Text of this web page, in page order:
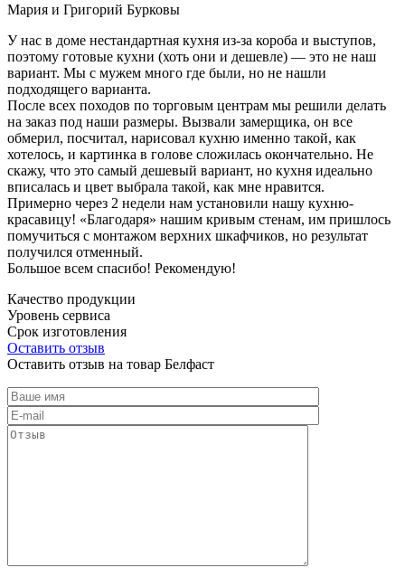
Мария и Григорий Бурковы
У нас в доме нестандартная кухня из-за короба и выступов,
поэтому готовые кухни (хоть они и дешевле) — это не наш
вариант. Мы с мужем много где были, но не нашли
подходящего варианта.
После всех походов по торговым центрам мы решили делать
на заказ под наши размеры. Вызвали замерщика, он все
обмерил, посчитал, нарисовал кухню именно такой, как
хотелось, и картинка в голове сложилась окончательно. Не
скажу, что это самый дешевый вариант, но кухня идеально
вписалась и цвет выбрала такой, как мне нравится.
Примерно через 2 недели нам установили нашу кухню-
красавицу! «Благодаря» нашим кривым стенам, им пришлось
помучиться с монтажом верхних шкафчиков, но результат
получился отменный.
Большое всем спасибо! Рекомендую!
Качество продукции
Уровень сервиса
Срок изготовления
Оставить отзыв
Оставить отзыв на товар Белфаст